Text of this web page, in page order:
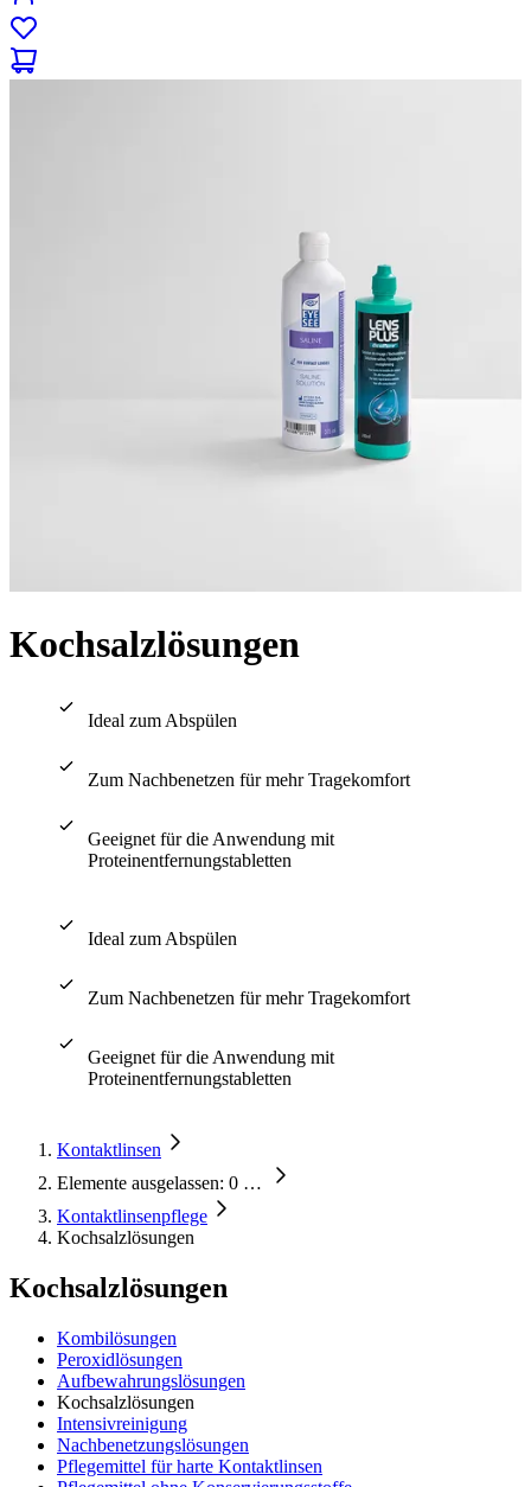
Kochsalzlösungen
Ideal zum Abspülen
Zum Nachbenetzen für mehr Tragekomfort
Geeignet für die Anwendung mit
Proteinentfernungstabletten
Ideal zum Abspülen
Zum Nachbenetzen für mehr Tragekomfort
Geeignet für die Anwendung mit
Proteinentfernungstabletten
Kontaktlinsen
Elemente ausgelassen: 0 …
Kontaktlinsenpflege
Kochsalzlösungen
Kochsalzlösungen
Kombilösungen
Peroxidlösungen
Aufbewahrungslösungen
Kochsalzlösungen
Intensivreinigung
Nachbenetzungslösungen
Pflegemittel für harte Kontaktlinsen